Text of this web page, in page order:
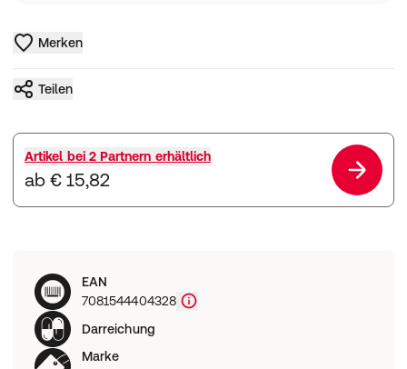
Merken
Teilen
Artikel bei 2 Partnern erhältlich
ab € 15,82
EAN
7081544404328
Darreichung
Marke